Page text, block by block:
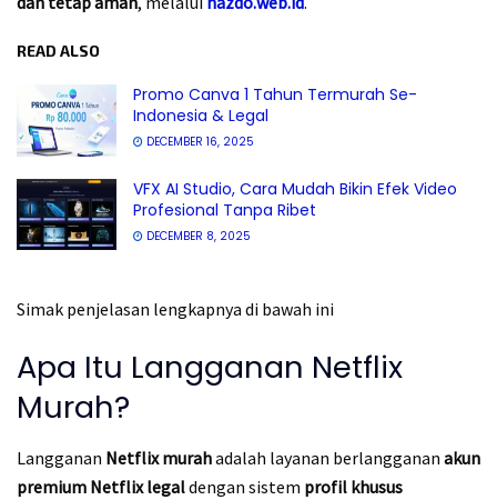
READ ALSO
Promo Canva 1 Tahun Termurah Se-
Indonesia & Legal
DECEMBER 16, 2025
VFX AI Studio, Cara Mudah Bikin Efek Video
Profesional Tanpa Ribet
DECEMBER 8, 2025
Simak penjelasan lengkapnya di bawah ini
Apa Itu Langganan Netflix
Murah?
Langganan Netflix murahadalah layanan berlangganan akun
premium Netflix legaldengan sistem profil khusus